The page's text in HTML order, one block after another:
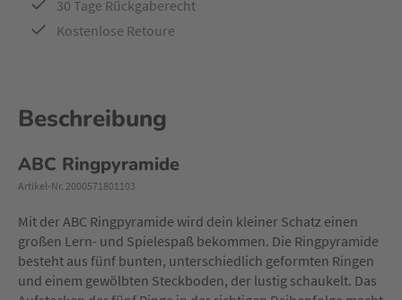
30 Tage Rückgaberecht
Kostenlose Retoure
Beschreibung
ABC Ringpyramide
Artikel-Nr. 2000571801103
Mit der ABC Ringpyramide wird dein kleiner Schatz einen
großen Lern- und Spielespaß bekommen. Die Ringpyramide
besteht aus fünf bunten, unterschiedlich geformten Ringen
und einem gewölbten Steckboden, der lustig schaukelt. Das